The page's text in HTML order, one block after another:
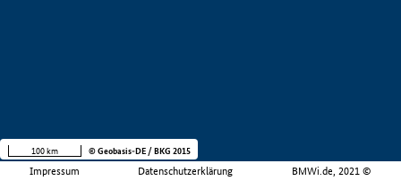
Impressum Datenschutzerklärung BMWi.de, 2021 ©
100 km © Geobasis-DE / BKG 2015